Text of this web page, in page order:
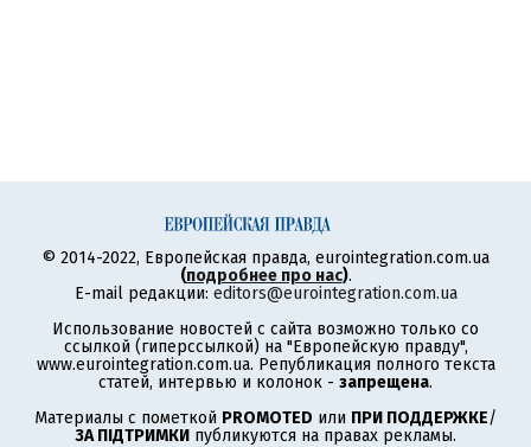
© 2014-2022, Европейская правда, eurointegration.com.ua
(подробнее про нас).
E-mail редакции: editors@eurointegration.com.ua
Использование новостей с сайта возможно только со
ссылкой (гиперссылкой) на "Европейскую правду",
www.eurointegration.com.ua. Републикация полного текста
статей, интервью и колонок - запрещена.
Материалы с пометкой PROMOTED или ПРИ ПОДДЕРЖКЕ/
ЗА ПІДТРИМКИ публикуются на правах рекламы.